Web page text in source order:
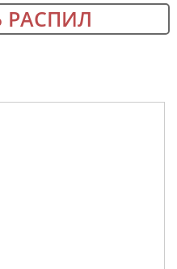
РАСПИЛ